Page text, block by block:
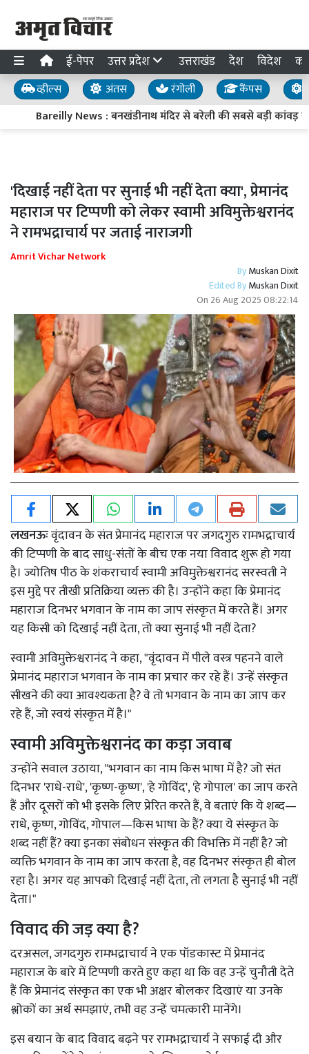
ई-पेपर उत्तर प्रदेश उत्तराखंड देश विदेश
व्हील्स अंतस रंगोली कैंपस
Bareilly News : बनखंडीनाथ मंदिर से बरेली की सबसे बड़ी कांवड़
'दिखाई नहीं देता पर सुनाई भी नहीं देता क्या', प्रेमानंद
महाराज पर टिप्पणी को लेकर स्वामी अविमुक्तेश्वरानंद
ने रामभद्राचार्य पर जताई नाराजगी
Amrit Vichar Network
ByMuskan Dixit
Edited ByMuskan Dixit
On 26 Aug 2025 08:22:14
लखनऊःवृंदावन के संत प्रेमानंद महाराज पर जगदगुरु रामभद्राचार्य
की टिप्पणी के बाद साधु-संतों के बीच एक नया विवाद शुरू हो गया
है। ज्योतिष पीठ के शंकराचार्य स्वामी अविमुक्तेश्वरानंद सरस्वती ने
इस मुद्दे पर तीखी प्रतिक्रिया व्यक्त की है। उन्होंने कहा कि प्रेमानंद
महाराज दिनभर भगवान के नाम का जाप संस्कृत में करते हैं। अगर
यह किसी को दिखाई नहीं देता, तो क्या सुनाई भी नहीं देता?
स्वामी अविमुक्तेश्वरानंद ने कहा, "वृंदावन में पीले वस्त्र पहनने वाले
प्रेमानंद महाराज भगवान के नाम का प्रचार कर रहे हैं। उन्हें संस्कृत
सीखने की क्या आवश्यकता है? वे तो भगवान के नाम का जाप कर
रहे हैं, जो स्वयं संस्कृत में है।"
स्वामी अविमुक्तेश्वरानंद का कड़ा जवाब
उन्होंने सवाल उठाया, "भगवान का नाम किस भाषा में है? जो संत
दिनभर 'राधे-राधे', 'कृष्ण-कृष्ण', 'हे गोविंद', 'हे गोपाल' का जाप करते
हैं और दूसरों को भी इसके लिए प्रेरित करते हैं, वे बताएं कि ये शब्द—
राधे, कृष्ण, गोविंद, गोपाल—किस भाषा के हैं? क्या ये संस्कृत के
शब्द नहीं हैं? क्या इनका संबोधन संस्कृत की विभक्ति में नहीं है? जो
व्यक्ति भगवान के नाम का जाप करता है, वह दिनभर संस्कृत ही बोल
रहा है। अगर यह आपको दिखाई नहीं देता, तो लगता है सुनाई भी नहीं
देता।"
विवाद की जड़ क्या है?
दरअसल, जगदगुरु रामभद्राचार्य ने एक पॉडकास्ट में प्रेमानंद
महाराज के बारे में टिप्पणी करते हुए कहा था कि वह उन्हें चुनौती देते
हैं कि प्रेमानंद संस्कृत का एक भी अक्षर बोलकर दिखाएं या उनके
श्लोकों का अर्थ समझाएं, तभी वह उन्हें चमत्कारी मानेंगे।
इस बयान के बाद विवाद बढ़ने पर रामभद्राचार्य ने सफाई दी और